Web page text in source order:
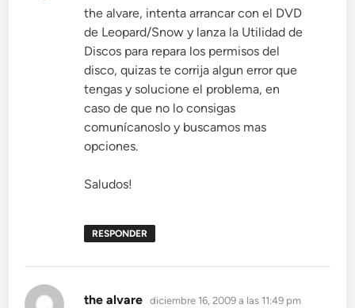
the alvare, intenta arrancar con el DVD
de Leopard/Snow y lanza la Utilidad de
Discos para repara los permisos del
disco, quizas te corrija algun error que
tengas y solucione el problema, en
caso de que no lo consigas
comunícanoslo y buscamos mas
opciones.
Saludos!
RESPONDER
the alvare dice:
diciembre 16, 2009 a las 11:49 pm